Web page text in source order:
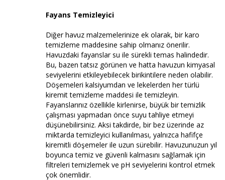
Fayans Temizleyici
Diğer havuz malzemelerinize ek olarak, bir karo
temizleme maddesine sahip olmanız önerilir.
Havuzdaki fayanslar su ile sürekli temas halindedir.
Bu, bazen tatsız görünen ve hatta havuzun kimyasal
seviyelerini etkileyebilecek birikintilere neden olabilir.
Döşemeleri kalsiyumdan ve lekelerden her türlü
kiremit temizleme maddesi ile temizleyin.
Fayanslarınız özellikle kirlenirse, büyük bir temizlik
çalışması yapmadan önce suyu tahliye etmeyi
düşünebilirsiniz. Aksi takdirde, bir bez üzerinde az
miktarda temizleyici kullanılması, yalnızca hafifçe
kiremitli döşemeler ile uzun sürebilir. Havuzunuzun yıl
boyunca temiz ve güvenli kalmasını sağlamak için
filtreleri temizlemek ve pH seviyelerini kontrol etmek
çok önemlidir.